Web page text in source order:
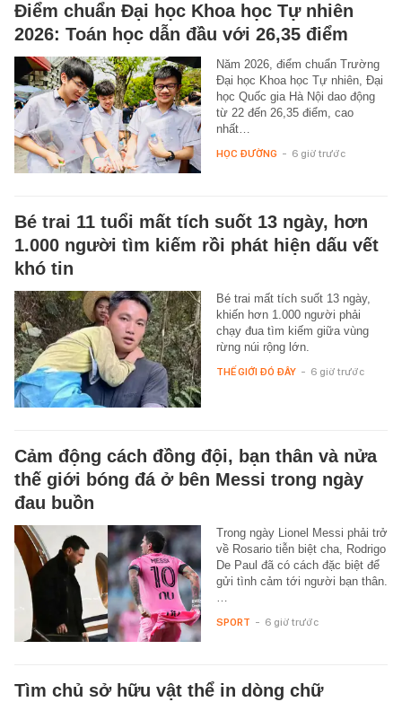
Điểm chuẩn Đại học Khoa học Tự nhiên
2026: Toán học dẫn đầu với 26,35 điểm
Năm 2026, điểm chuẩn Trường
Đại học Khoa học Tự nhiên, Đại
học Quốc gia Hà Nội dao động
từ 22 đến 26,35 điểm, cao
nhất…
HỌC ĐƯỜNG - 6 giờ trước
Bé trai 11 tuổi mất tích suốt 13 ngày, hơn
1.000 người tìm kiếm rồi phát hiện dấu vết
khó tin
Bé trai mất tích suốt 13 ngày,
khiến hơn 1.000 người phải
chạy đua tìm kiếm giữa vùng
rừng núi rộng lớn.
THẾ GIỚI ĐÓ ĐÂY - 6 giờ trước
Cảm động cách đồng đội, bạn thân và nửa
thế giới bóng đá ở bên Messi trong ngày
đau buồn
Trong ngày Lionel Messi phải trở
về Rosario tiễn biệt cha, Rodrigo
De Paul đã có cách đặc biệt để
gửi tình cảm tới người bạn thân.
…
SPORT - 6 giờ trước
Tìm chủ sở hữu vật thể in dòng chữ